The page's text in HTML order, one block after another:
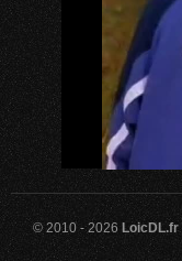
© 2010 - 2026 LoicDL.fr